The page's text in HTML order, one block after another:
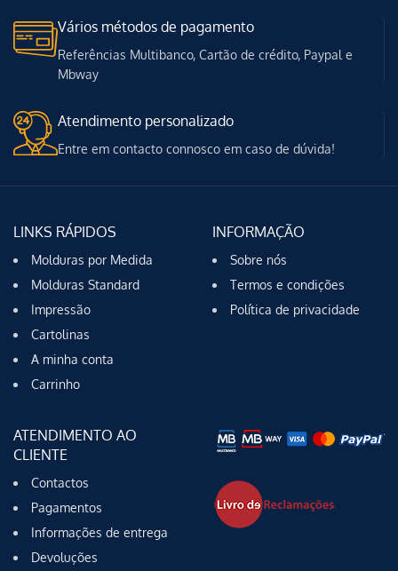
Vários métodos de pagamento
Referências Multibanco, Cartão de crédito, Paypal e
Mbway
Atendimento personalizado
Entre em contacto connosco em caso de dúvida!
LINKS RÁPIDOS
Molduras por Medida
Molduras Standard
Impressão
Cartolinas
A minha conta
Carrinho
INFORMAÇÃO
Sobre nós
Termos e condições
Política de privacidade
ATENDIMENTO AO
CLIENTE
Contactos
Pagamentos
Informações de entrega
Devoluções